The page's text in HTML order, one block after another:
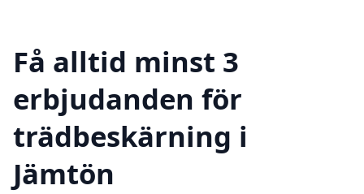
Få alltid minst 3
erbjudanden för
trädbeskärning i
Jämtön